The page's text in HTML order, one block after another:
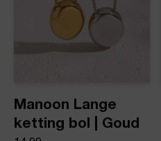
Manoon Lange
ketting bol | Goud